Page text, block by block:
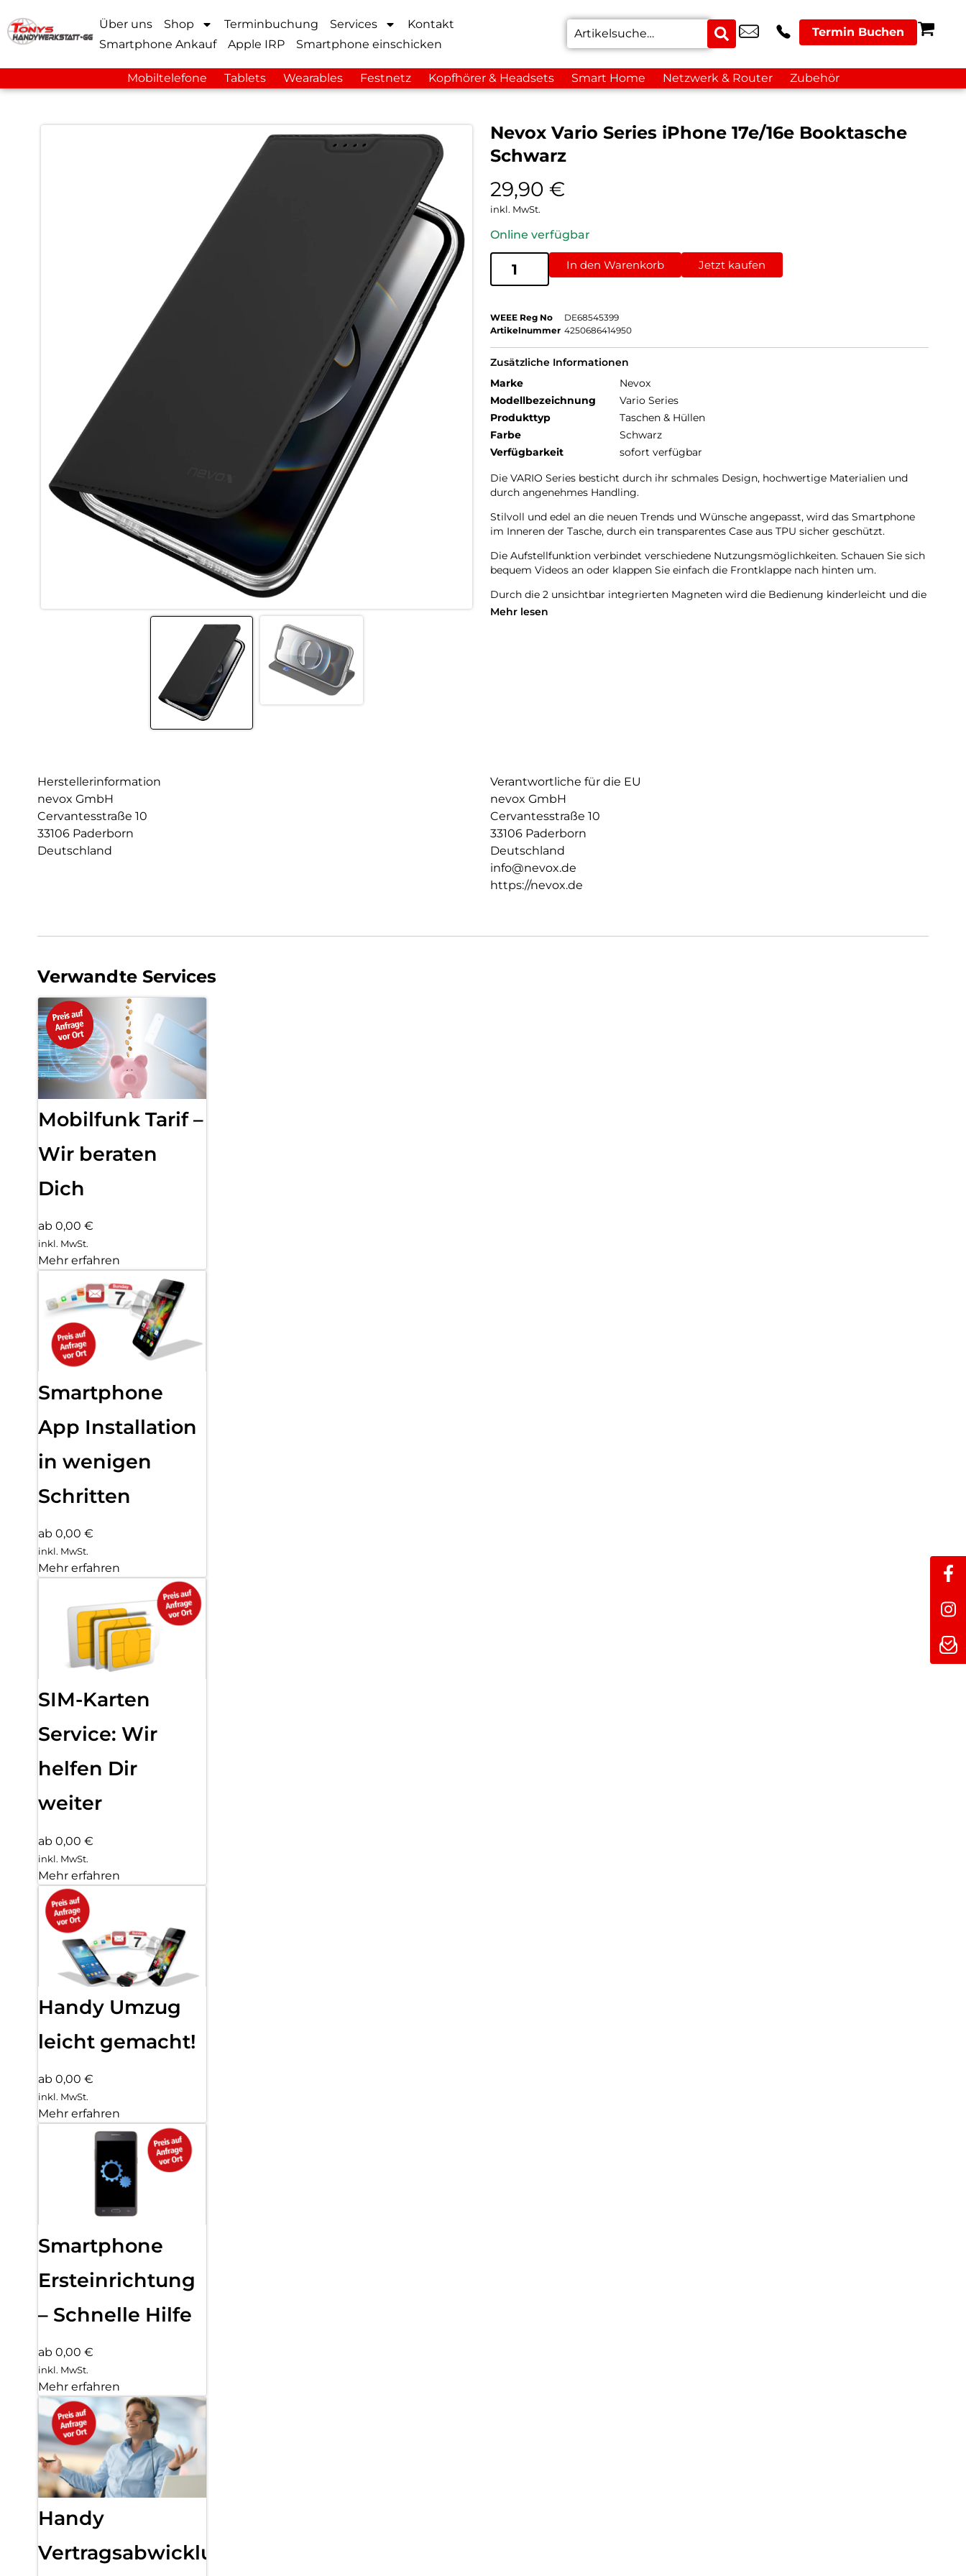
Über uns Shop Terminbuchung Services
Kontakt
Smartphone Ankauf
Apple IRP Smartphone einschicken
Termin Buchen
Mobiltelefone Tablets Wearables Festnetz Kopfhörer & Headsets Smart Home Netzwerk & Router Zubehör
Nevox Vario Series iPhone 17e/16e Booktasche
Schwarz
29,90 €
inkl. MwSt.
Online verfügbar
In den Warenkorb Jetzt kaufen
WEEE Reg No
DE68545399
Artikelnummer 4250686414950
Zusätzliche Informationen
Marke
Nevox
Modellbezeichnung
Vario Series
Produkttyp
Taschen & Hüllen
Farbe
Schwarz
Verfügbarkeit
sofort verfügbar
Die VARIO Series besticht durch ihr schmales Design, hochwertige Materialien und
durch angenehmes Handling.
Stilvoll und edel an die neuen Trends und Wünsche angepasst, wird das Smartphone
im Inneren der Tasche, durch ein transparentes Case aus TPU sicher geschützt.
Die Aufstellfunktion verbindet verschiedene Nutzungsmöglichkeiten. Schauen Sie sich
bequem Videos an oder klappen Sie einfach die Frontklappe nach hinten um.
Durch die 2 unsichtbar integrierten Magneten wird die Bedienung kinderleicht und die
Schutzhülle öffnet sich nicht ungewollt.
Mehr lesen
Herstellerinformation
nevox GmbH
Cervantesstraße 10
33106 Paderborn
Deutschland
Verantwortliche für die EU
nevox GmbH
Cervantesstraße 10
33106 Paderborn
Deutschland
info@nevox.de
https://nevox.de
Verwandte Services
Mobilfunk Tarif –
Wir beraten
Dich
ab 0,00 €
inkl. MwSt.
Mehr erfahren
Smartphone
App Installation
in wenigen
Schritten
ab 0,00 €
inkl. MwSt.
Mehr erfahren
SIM-Karten
Service: Wir
helfen Dir
weiter
ab 0,00 €
inkl. MwSt.
Mehr erfahren
Handy Umzug
leicht gemacht!
ab 0,00 €
inkl. MwSt.
Mehr erfahren
Smartphone
Ersteinrichtung
– Schnelle Hilfe
ab 0,00 €
inkl. MwSt.
Mehr erfahren
Handy
Vertragsabwicklung